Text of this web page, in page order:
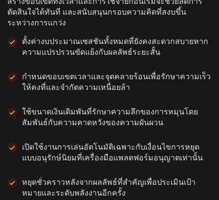
ตัดสินใจได้ทันที และสนับสนุนกรอบความคิดที่สงบขึ้น
ระหว่างการแกว่ง
ตั้งค่างบประมาณเซสชันทั้งหมดที่ยังคงสะดวกสบายหาก
ความแปรปรวนขัดแย้งกับผลลัพธ์ระยะสั้น
กําหนดขอบเขตเวลาและจุดคลายร้อนเพื่อรักษาความเร็ว
ให้คงที่และจํากัดความเหนื่อยล้า
ใช้ขนาดเงินเดิมพันที่รักษาความลึกของการหมุนโดย
สัมพันธ์กับความคาดหวังของความผันผวน
เปิดใช้งานการเล่นอัตโนมัติเฉพาะกับเงื่อนไขการหยุด
แบบอนุรักษ์นิยมที่เครื่องมือแพลตฟอร์มอนุญาตเท่านั้น
หยุดชั่วคราวหลังจากผลลัพธ์ที่สําคัญเพื่อประเมินเป้า
หมายและระดับพลังงานอีกครั้ง